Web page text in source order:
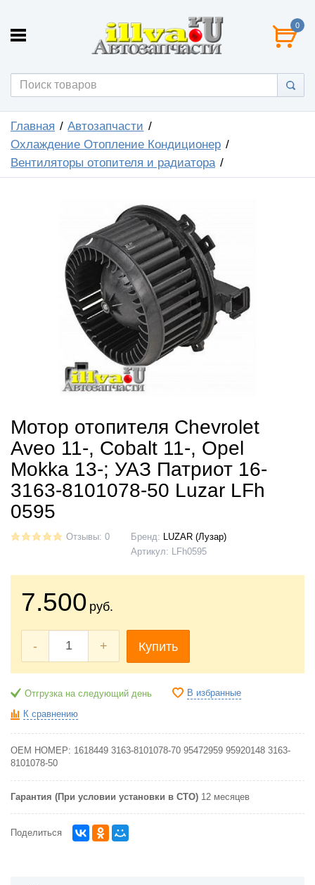
0
Главная
Автозапчасти
Охлаждение Отопление Кондиционер
Вентиляторы отопителя и радиатора
Мотор отопителя Chevrolet
Aveo 11-, Cobalt 11-, Opel
Mokka 13-; УАЗ Патриот 16-
3163-8101078-50 Luzar LFh
0595
Отзывы: 0 Бренд: LUZAR (Лузар)
Артикул: LFh0595
7.500 руб.
- + Купить
Отгрузка на следующий день В избранные
К сравнению
OEM НОМЕР: 1618449 3163-8101078-70 95472959 95920148 3163-
8101078-50
Гарантия (При условии установки в СТО) 12 месяцев
Поделиться